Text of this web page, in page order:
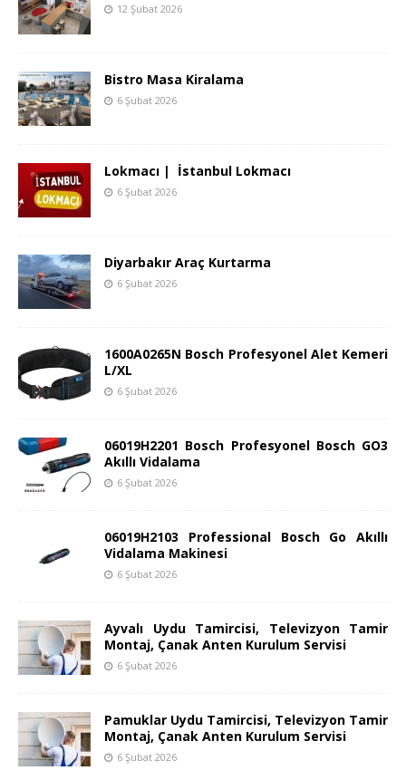
12 Şubat 2026
Bistro Masa Kiralama
6 Şubat 2026
Lokmacı | İstanbul Lokmacı
6 Şubat 2026
Diyarbakır Araç Kurtarma
6 Şubat 2026
1600A0265N Bosch Profesyonel Alet Kemeri
L/XL
6 Şubat 2026
06019H2201 Bosch Profesyonel Bosch GO3
Akıllı Vidalama
6 Şubat 2026
06019H2103 Professional Bosch Go Akıllı
Vidalama Makinesi
6 Şubat 2026
Ayvalı Uydu Tamircisi, Televizyon Tamir
Montaj, Çanak Anten Kurulum Servisi
6 Şubat 2026
Pamuklar Uydu Tamircisi, Televizyon Tamir
Montaj, Çanak Anten Kurulum Servisi
6 Şubat 2026